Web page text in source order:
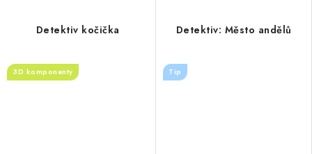
Detektiv kočička
3D komponenty
Detektiv: Město andělů
Tip